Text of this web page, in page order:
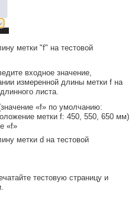
метки "f" на тестовой
входное значение,
измеренной длины метки f на
листа.
«f» по умолчанию:
метки f: 450, 550, 650 мм)
«f»
метки d на тестовой
тестовую страницу и